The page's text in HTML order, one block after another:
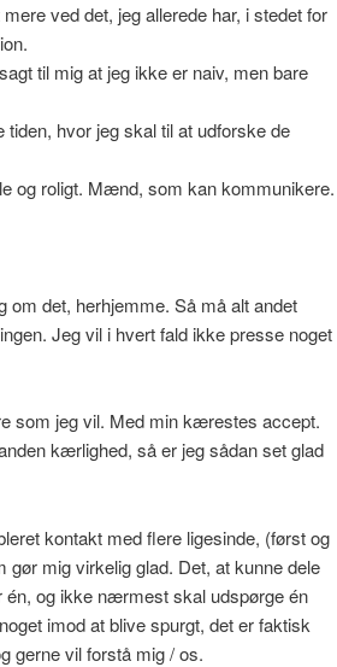
ved det, jeg allerede har, i stedet for
til mig at jeg ikke er naiv, men bare
hvor jeg skal til at udforske de
og roligt. Mænd, som kan kommunikere.
det, herhjemme. Så må alt andet
Jeg vil i hvert fald ikke presse noget
som jeg vil. Med min kærestes accept.
kærlighed, så er jeg sådan set glad
kontakt med flere ligesinde, (først og
mig virkelig glad. Det, at kunne dele
og ikke nærmest skal udspørge én
imod at blive spurgt, det er faktisk
gerne vil forstå mig / os.